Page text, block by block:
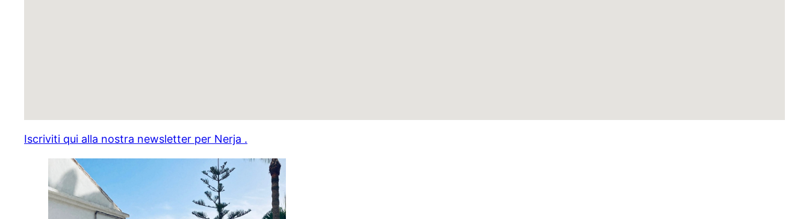
Iscriviti qui alla nostra newsletter per Nerja .